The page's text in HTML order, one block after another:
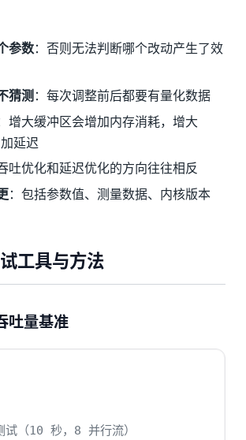
参数：否则无法判断哪个改动产生了效
猜测 ：每次调整前后都要有量化数据
增大缓冲区会增加内存消耗，增大
延迟
吐优化和延迟优化的方向往往相反
：包括参数值、测量数据、内核版本
工具与方法
吐量基准
（10 秒，8 并行流）